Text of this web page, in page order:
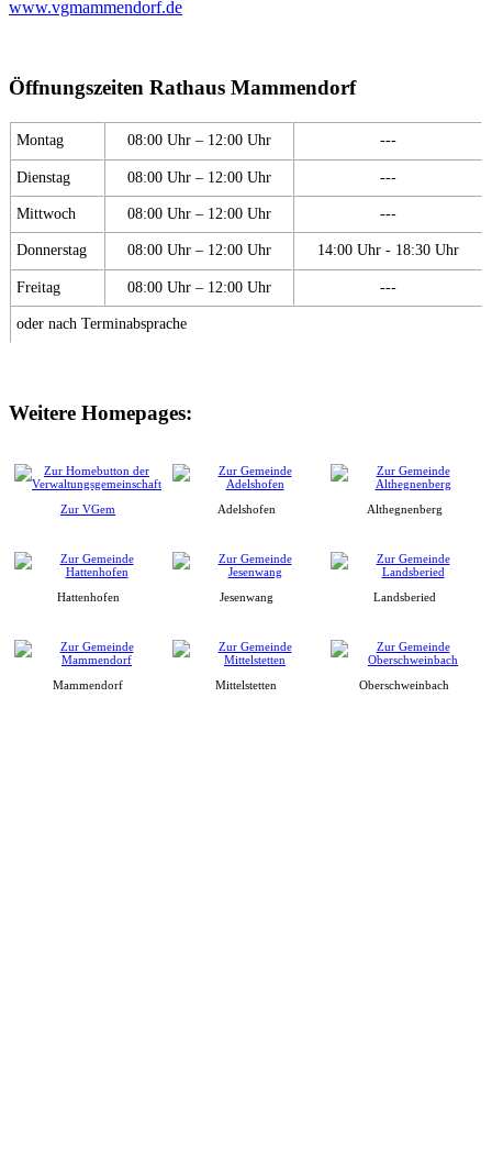
www.vgmammendorf.de
Öffnungszeiten Rathaus Mammendorf
Montag 08:00 Uhr – 12:00 Uhr ---
Dienstag 08:00 Uhr – 12:00 Uhr ---
Mittwoch 08:00 Uhr – 12:00 Uhr ---
Donnerstag 08:00 Uhr – 12:00 Uhr 14:00 Uhr - 18:30 Uhr
Freitag 08:00 Uhr – 12:00 Uhr ---
oder nach Terminabsprache
Weitere Homepages:
Zur VGem Adelshofen Althegnenberg
Hattenhofen Jesenwang Landsberied
Mammendorf Mittelstetten Oberschweinbach